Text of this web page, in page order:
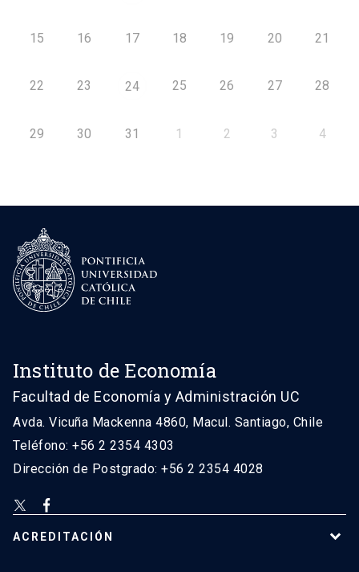
15 16 17 18 19 20 21
22 23 24 25 26 27 28
29 30 31 1 2 3 4
Instituto de Economía
Facultad de Economía y Administración UC
Avda. Vicuña Mackenna 4860, Macul. Santiago, Chile
Teléfono: +56 2 2354 4303
Dirección de Postgrado: +56 2 2354 4028
ACREDITACIÓN